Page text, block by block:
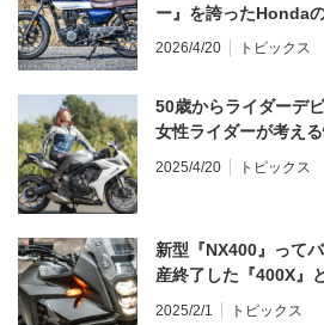
ー』を誇ったHonda
う？
2026/4/20 トピックス
50歳からライダーデ
女性ライダーが考え
2025/4/20 トピックス
新型『NX400』って
産終了した『400X』
2025/2/1 トピックス